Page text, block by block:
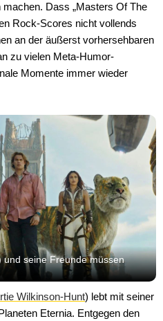
Dass „Masters Of The
Rock-Scores nicht vollends
an der äußerst vorhersehbaren
zu vielen Meta-Humor-
Momente immer wieder
und seine Freunde müssen
Wilkinson-Hunt) lebt mit seiner
Eternia. Entgegen den